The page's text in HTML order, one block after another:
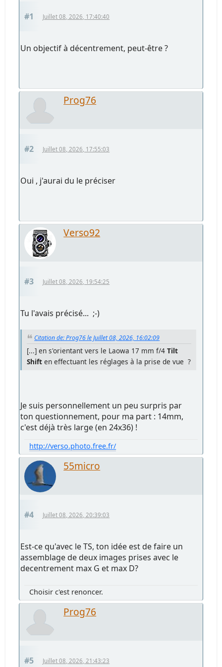
#1 Juillet 08, 2026, 17:40:40
Un objectif à décentrement, peut-être ?
Prog76
#2 Juillet 08, 2026, 17:55:03
Oui , j'aurai du le préciser
Verso92
#3 Juillet 08, 2026, 19:54:25
Tu l'avais précisé... ;-)
Citation de: Prog76 le Juillet 08, 2026, 16:02:09
[...] en s'orientant vers le Laowa 17 mm f/4Tilt
Shift en effectuant les réglages à la prise de vue ?
Je suis personnellement un peu surpris par
ton questionnement, pour ma part : 14mm,
c'est déjà très large (en 24x36) !
http://verso.photo.free.fr/
55micro
#4 Juillet 08, 2026, 20:39:03
Est-ce qu'avec le TS, ton idée est de faire un
assemblage de deux images prises avec le
decentrement max G et max D?
Choisir c'est renoncer.
Prog76
#5 Juillet 08, 2026, 21:43:23